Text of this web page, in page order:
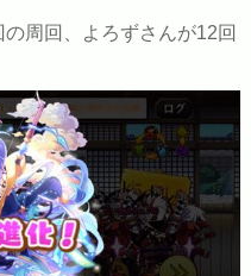
周回、よろずさんが12回